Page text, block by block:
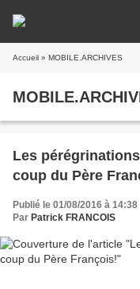
Accueil » MOBILE.ARCHIVES
Les
coup du Père
Publié le 01/08/2016 à 14:38
Par Patrick FRANCOIS